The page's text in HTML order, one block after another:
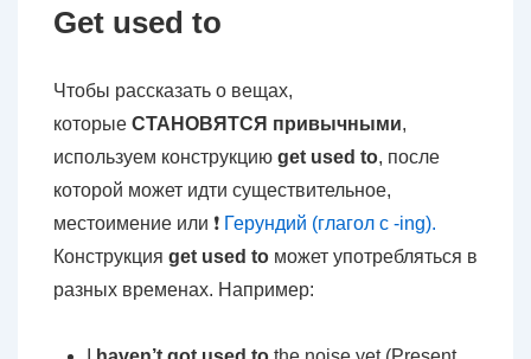
Get used to
Чтобы рассказать о вещах,
которые СТАНОВЯТСЯ привычными,
используем конструкцию get used to, после
которой может идти существительное,
местоимение или ❗ Герундий (глагол с -ing).
Конструкция get used to может употребляться в
разных временах. Например: